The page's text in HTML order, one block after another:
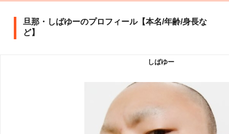
旦那・しばゆーのプロフィール【本名/年齢/身長な
ど】
しばゆー